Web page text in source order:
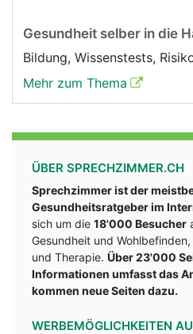
Gesundheit selber in die
Bildung, Wissenstests,
Mehr zum Thema
ÜBER SPRECHZIMMER.CH
Sprechzimmer ist der
Gesundheitsratgeber im
sich um die 18'000 Besucher
Gesundheit und
und Therapie. Über 23'000
Informationen umfasst das
kommen neue Seiten dazu.
WERBEMÖGLICHKEITEN